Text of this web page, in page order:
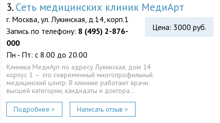
3.Сеть медицинских клиник МедиАрт
Цена: 3000 руб.
г. Москва, ул. Лукинская, д.14, корп.1
Запись по телефону: 8 (495) 2-876-
000
Пн - Пт: с 8.00 до 20.00
Клиника МедиАрт по адресу Лукинская, дом 14
корпус 1 — это современный многопрофильный
медицинский центр. В клинике работают врачи
высшей категории, кандидаты и доктора…
Подробнее > Написать отзыв >